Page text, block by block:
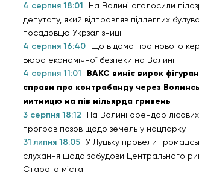
4 серпня 18:01
На Волині оголосили
депутату, який відправляв підлеглих
посадовцю Укрзалізниці
4 серпня 16:40
Що відомо про нового
Бюро економічної безпеки на Волині
4 серпня 11:01
ВАКС виніс вирок
справи про контрабанду через
митницю на пів мільярда гривень
3 серпня 18:12
На Волині орендар лісових
програв позов щодо земель у нацпарку
31 липня 18:05 У Луцьку провели
слухання щодо забудови Центрального
Старого міста